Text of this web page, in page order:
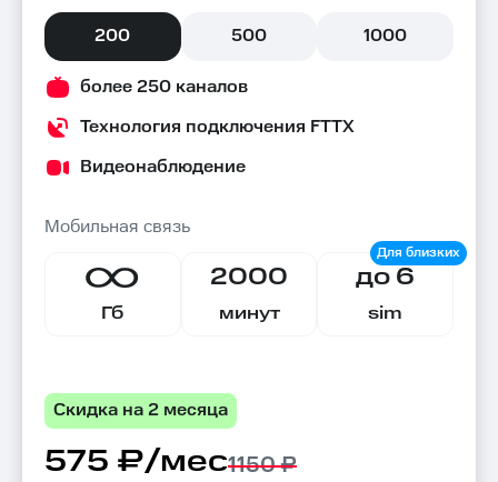
200 500 1000
более 250 каналов
Технология подключения FTTX
Видеонаблюдение
Мобильная связь
Гб
2000
минут
до 6
sim
Скидка на 2 месяца
575 ₽/мес1150 ₽